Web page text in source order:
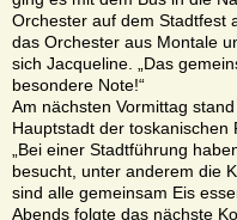
Orchester auf dem Stadtfest
das Orchester aus Montale
sich Jacqueline. „Das
besondere Note!“
Am nächsten Vormittag
Hauptstadt der toskanischen
„Bei einer Stadtführung
besucht, unter anderem die
sind alle gemeinsam Eis
Abends folgte das nächste